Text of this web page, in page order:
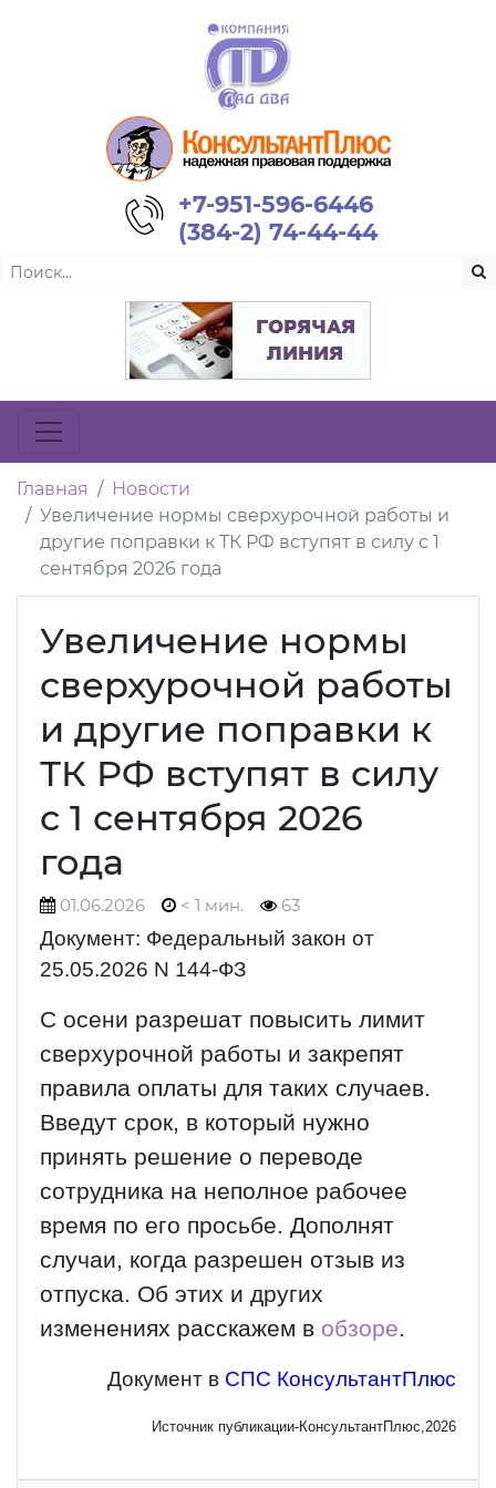
+7-951-596-6446
(384-2) 74-44-44
Главная
Новости
Увеличение нормы сверхурочной работы и
другие поправки к ТК РФ вступят в силу с 1
сентября 2026 года
Увеличение нормы
сверхурочной работы
и другие поправки к
ТК РФ вступят в силу
с 1 сентября 2026
года
01.06.2026 < 1 мин. 63
Документ: Федеральный закон от
25.05.2026 N 144-ФЗ
С осени разрешат повысить лимит
сверхурочной работы и закрепят
правила оплаты для таких случаев.
Введут срок, в который нужно
принять решение о переводе
сотрудника на неполное рабочее
время по его просьбе. Дополнят
случаи, когда разрешен отзыв из
отпуска. Об этих и других
изменениях расскажем в обзоре.
Документ в СПС КонсультантПлюс
Источник публикации-КонсультантПлюс,2026